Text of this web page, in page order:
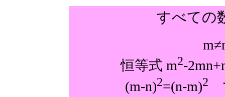
すべての
恒等式 m2-
(m-n)2=(n-m)2